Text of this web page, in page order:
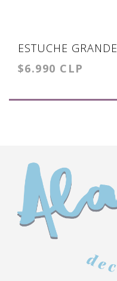
ESTUCHE GRANDE
CHAYANNE
$6.990 CLP